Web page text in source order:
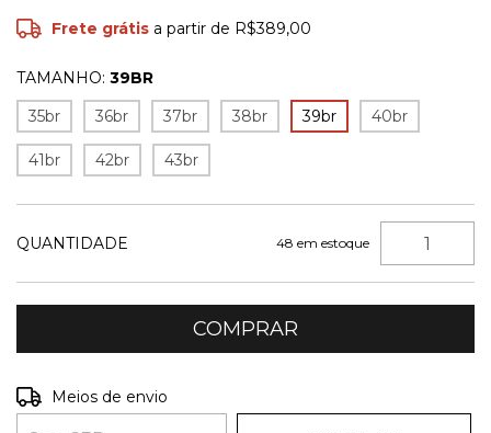
Frete grátis a partir de R$389,00
TAMANHO: 39BR
35br
36br 37br 38br 39br 40br
41br 42br 43br
QUANTIDADE 48 em estoque
Entregas para o CEP:
Meios de envio